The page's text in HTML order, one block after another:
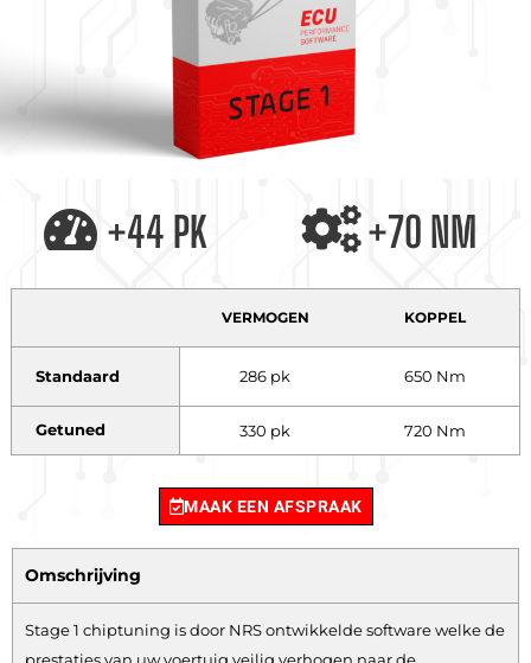
+44 PK +70 NM
VERMOGEN KOPPEL
Standaard 286 pk 650 Nm
Getuned 330 pk 720 Nm
MAAK EEN AFSPRAAK
Omschrijving
Stage 1 chiptuning is door NRS ontwikkelde software welke de
prestaties van uw voertuig veilig verhogen naar de